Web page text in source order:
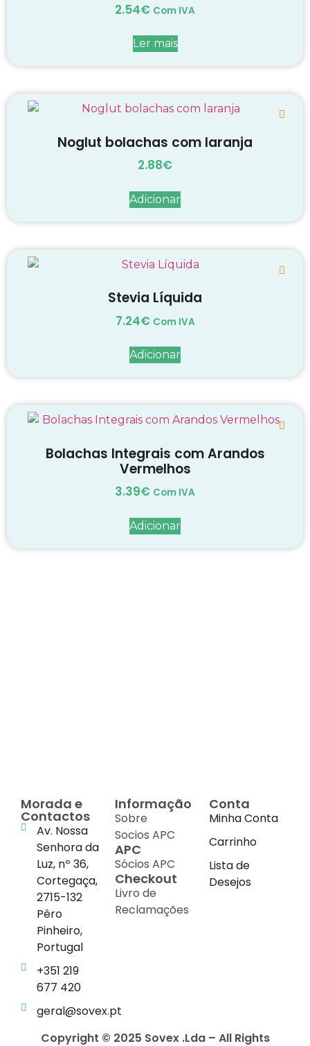
2.54€ Com IVA
Ler mais
Noglut bolachas com laranja
2.88€
Adicionar
Stevia Líquida
7.24€ Com IVA
Adicionar
Bolachas Integrais com Arandos
Vermelhos
3.39€ Com IVA
Adicionar
Morada e
Contactos
Av. Nossa
Senhora da
Luz, nº 36,
Cortegaça,
2715-132
Pêro
Pinheiro,
Portugal
+351 219
677 420
geral@sovex.pt
Informação
Sobre
Socios APC
APC
Sócios APC
Checkout
Livro de
Reclamações
Conta
Minha Conta
Carrinho
Lista de
Desejos
Copyright © 2025 Sovex .Lda – All Rights